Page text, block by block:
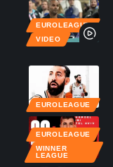
EUROLEAGUE
VIDEO
EUROLEAGUE
EUROLEAGUE
WINNER
LEAGUE